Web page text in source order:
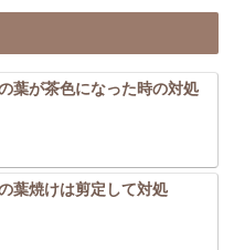
葉が茶色になった時の対処
葉焼けは剪定して対処